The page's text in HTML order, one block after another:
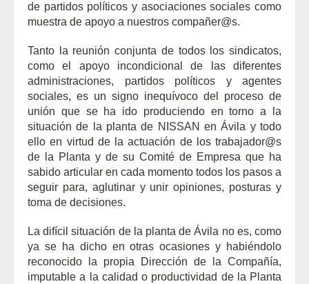
de partidos políticos y asociaciones sociales como
muestra de apoyo a nuestros compañer@s.
Tanto la reunión conjunta de todos los sindicatos,
como el apoyo incondicional de las diferentes
administraciones, partidos políticos y agentes
sociales, es un signo inequívoco del proceso de
unión que se ha ido produciendo en torno a la
situación de la planta de NISSAN en Ávila y todo
ello en virtud de la actuación de los trabajador@s
de la Planta y de su Comité de Empresa que ha
sabido articular en cada momento todos los pasos a
seguir para, aglutinar y unir opiniones, posturas y
toma de decisiones.
La difícil situación de la planta de Ávila no es, como
ya se ha dicho en otras ocasiones y habiéndolo
reconocido la propia Dirección de la Compañía,
imputable a la calidad o productividad de la Planta